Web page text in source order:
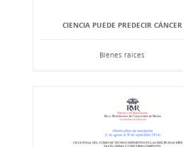
CIENCIA PUEDE PREDECIR CÁNCER
Bienes raíces